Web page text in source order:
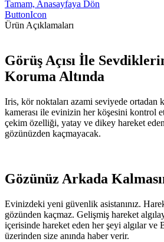
Tamam, Anasayfaya Dön
ButtonIcon
Ürün Açıklamaları
Görüş Açısı İle
Koruma Altında
Iris, kör noktaları azami seviyede ortadan
kamerası ile evinizin her köşesini kontrol
çekim özelliği, yatay ve dikey hareket
gözünüzden kaçmayacak.
Gözünüz Arkada
Evinizdeki yeni güvenlik asistanınız.
gözünden kaçmaz. Gelişmiş hareket
içerisinde hareket eden her şeyi algılar ve
üzerinden size anında haber verir.